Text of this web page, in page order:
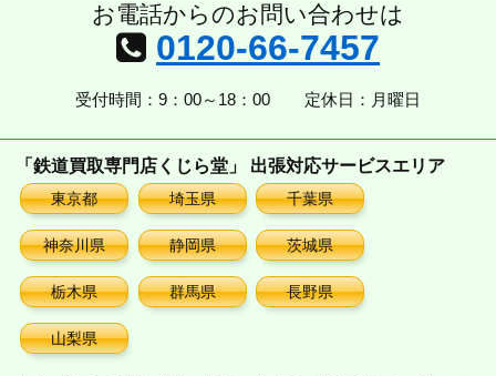
お電話からのお問い合わせは
0120-66-7457
受付時間：9：00～18：00 定休日：月曜日
「鉄道買取専門店くじら堂」 出張対応サービスエリア
東京都 埼玉県 千葉県
神奈川県 静岡県 茨城県
栃木県 群馬県 長野県
山梨県